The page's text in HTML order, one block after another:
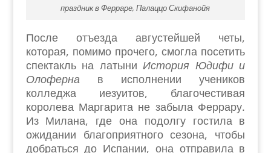
праздник в Ферраре, Палаццо Скифанойя
После отъезда августейшей четы,
которая, помимо прочего, смогла посетить
спектакль на латыниИстория Юдифи и
Олофернав исполнении учеников
колледжа иезуитов, благочестивая
королева Маргарита не забыла Феррару.
Из Милана, где она подолгу гостила в
ожидании благоприятного сезона, чтобы
добраться до Испании, она отправила в